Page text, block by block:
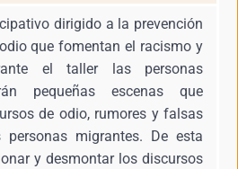
dirigido a la prevención
que fomentan el racismo y
el taller las personas
pequeñas escenas que
de odio, rumores y falsas
personas migrantes. De esta
y desmontar los discursos